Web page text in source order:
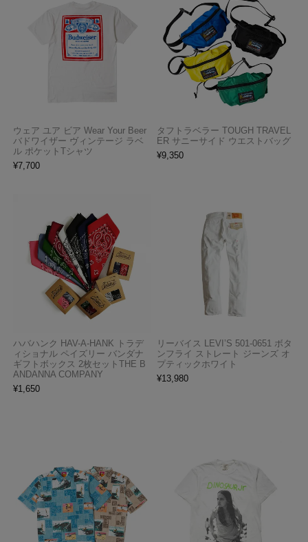
ウェア ユア ビア Wear Your Beer
バドワイザー ヴィンテージ ラベ
ル ポケットTシャツ
¥7,700
タフトラベラー TOUGH TRAVEL
ER サニーサイド ウエストバッグ
¥9,350
ハバハンク HAV-A-HANK トラデ
ィショナル ペイズリー バンダナ
ギフトボックス 2枚セットTHE B
ANDANNA COMPANY
¥1,650
リーバイス LEVI’S 501-0651 ボタ
ンフライ ストレート ジーンズ オ
プティックホワイト
¥13,980